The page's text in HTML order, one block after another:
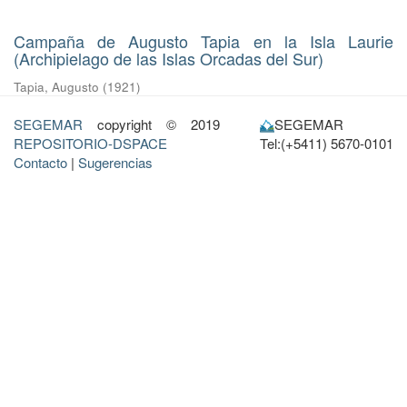
Campaña de Augusto Tapia en la Isla Laurie
(Archipielago de las Islas Orcadas del Sur)
Tapia, Augusto (1921)
SEGEMAR copyright © 2019
REPOSITORIO-DSPACE
Contacto | Sugerencias
SEGEMAR
Tel:(+5411) 5670-0101